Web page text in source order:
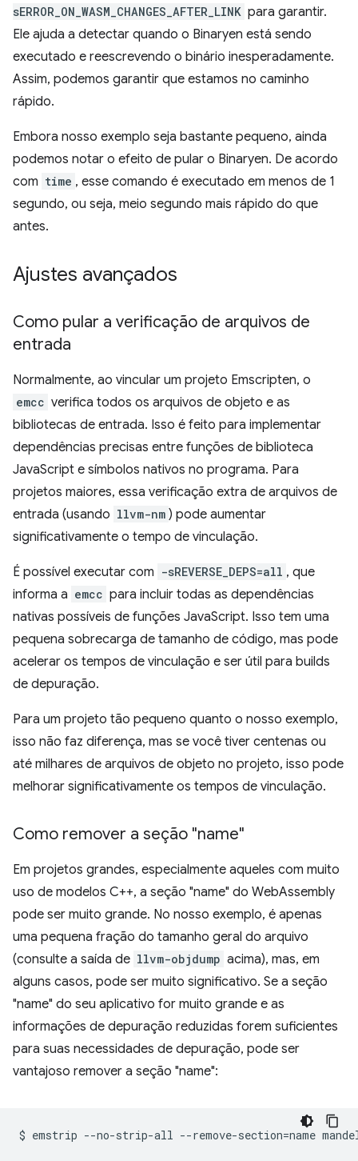
sERROR_ON_WASM_CHANGES_AFTER_LINK para garantir.
Ele ajuda a detectar quando o Binaryen está sendo
executado e reescrevendo o binário inesperadamente.
Assim, podemos garantir que estamos no caminho
rápido.
Embora nosso exemplo seja bastante pequeno, ainda
podemos notar o efeito de pular o Binaryen. De acordo
com time , esse comando é executado em menos de 1
segundo, ou seja, meio segundo mais rápido do que
antes.
Ajustes avançados
Como pular a verificação de arquivos de
entrada
Normalmente, ao vincular um projeto Emscripten, o
emcc verifica todos os arquivos de objeto e as
bibliotecas de entrada. Isso é feito para implementar
dependências precisas entre funções de biblioteca
JavaScript e símbolos nativos no programa. Para
projetos maiores, essa verificação extra de arquivos de
entrada (usando llvm-nm ) pode aumentar
significativamente o tempo de vinculação.
É possível executar com -sREVERSE_DEPS=all , que
informa a emcc para incluir todas as dependências
nativas possíveis de funções JavaScript. Isso tem uma
pequena sobrecarga de tamanho de código, mas pode
acelerar os tempos de vinculação e ser útil para builds
de depuração.
Para um projeto tão pequeno quanto o nosso exemplo,
isso não faz diferença, mas se você tiver centenas ou
até milhares de arquivos de objeto no projeto, isso pode
melhorar significativamente os tempos de vinculação.
Como remover a seção "name"
Em projetos grandes, especialmente aqueles com muito
uso de modelos C++, a seção "name" do WebAssembly
pode ser muito grande. No nosso exemplo, é apenas
uma pequena fração do tamanho geral do arquivo
(consulte a saída de llvm-objdump acima), mas, em
alguns casos, pode ser muito significativo. Se a seção
"name" do seu aplicativo for muito grande e as
informações de depuração reduzidas forem suficientes
para suas necessidades de depuração, pode ser
vantajoso remover a seção "name":
$ emstrip --no-strip-all --remove-section=name